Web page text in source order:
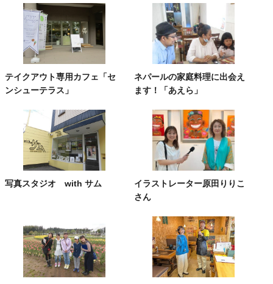
テイクアウト専用カフェ「セ
ンシューテラス」
ネパールの家庭料理に出会え
ます！「あえら」
写真スタジオ with サム
イラストレーター原田りりこ
さん